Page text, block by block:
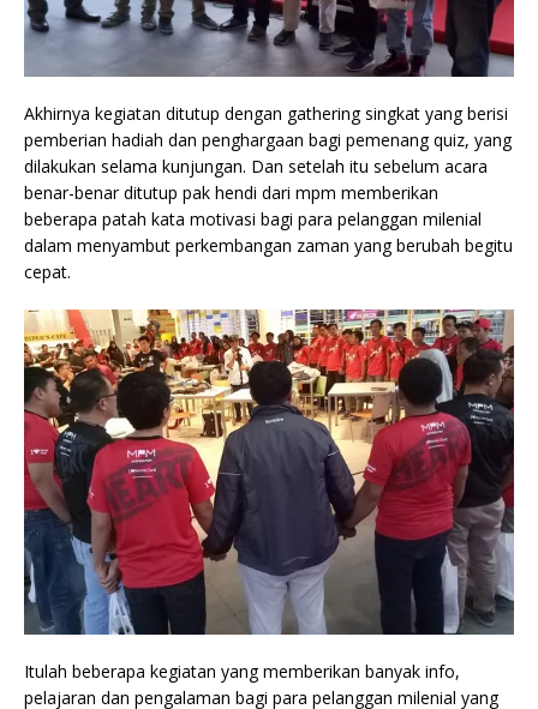
Akhirnya kegiatan ditutup dengan gathering singkat yang berisi
pemberian hadiah dan penghargaan bagi pemenang quiz, yang
dilakukan selama kunjungan. Dan setelah itu sebelum acara
benar-benar ditutup pak hendi dari mpm memberikan
beberapa patah kata motivasi bagi para pelanggan milenial
dalam menyambut perkembangan zaman yang berubah begitu
cepat.
Itulah beberapa kegiatan yang memberikan banyak info,
pelajaran dan pengalaman bagi para pelanggan milenial yang